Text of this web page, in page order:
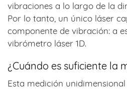
vibraciones a lo largo de la
Por lo tanto, un único láser
componente de vibración: a
vibrómetro láser 1D.
¿Cuándo es suficiente la
Esta medición